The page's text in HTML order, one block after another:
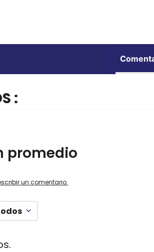
promedio
un comentario.